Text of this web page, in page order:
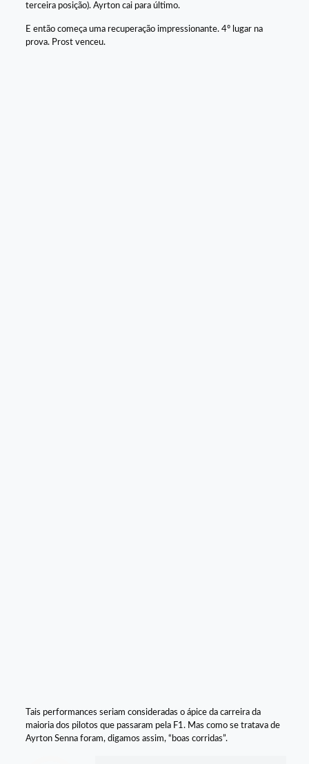
terceira posição). Ayrton cai para último.
E então começa uma recuperação impressionante. 4º lugar na
prova. Prost venceu.
Tais performances seriam consideradas o ápice da carreira da
maioria dos pilotos que passaram pela F1. Mas como se tratava de
Ayrton Senna foram, digamos assim, “boas corridas”.